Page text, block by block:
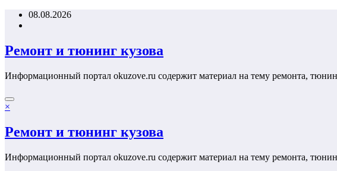
Перейти08.08.2026
Ремонт и тюнинг кузова
Информационный портал okuzove.ru содержит материал на тему ремонта,
×
Ремонт и тюнинг кузова
Информационный портал okuzove.ru содержит материал на тему ремонта,